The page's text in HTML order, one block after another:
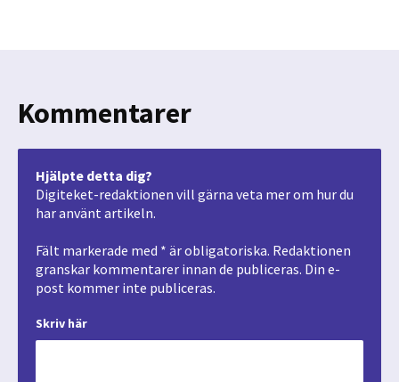
Kommentarer
Hjälpte detta dig?
Digiteket-redaktionen vill gärna veta mer om hur du
har använt artikeln.
Fält markerade med * är obligatoriska. Redaktionen
granskar kommentarer innan de publiceras. Din e-
post kommer inte publiceras.
Skriv här